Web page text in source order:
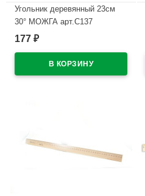
Угольник деревянный 23см
30° МОЖГА арт.С137
В наличии
177 ₽